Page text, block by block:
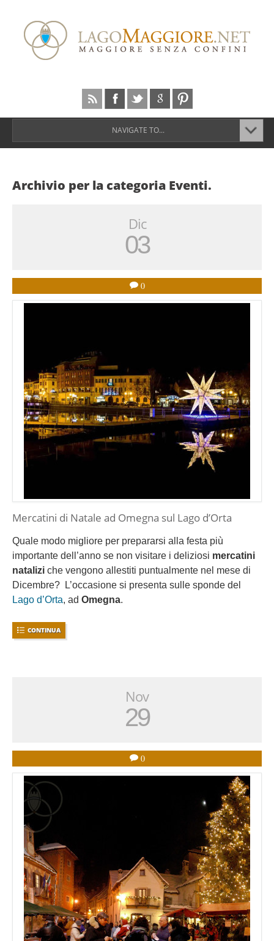
NAVIGATE TO...
Archivio per la categoria Eventi.
Dic
03
0
Mercatini di Natale ad Omegna sul Lago d’Orta
Quale modo migliore per prepararsi alla festa più
importante dell’anno se non visitare i deliziosi mercatini
natalizi che vengono allestiti puntualmente nel mese di
Dicembre? L’occasione si presenta sulle sponde del
Lago d’Orta, ad Omegna.
CONTINUA
Nov
29
0